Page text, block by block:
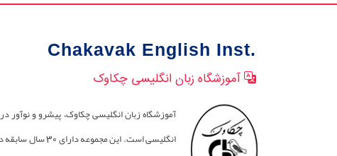
Chakavak English Inst.
آموزشگاه زبان انگلیسی چکاوک
آموزشگاه زبان انگلیسی چکاوک، پیشرو و نوآور
انگلیسی است. این مجموعه